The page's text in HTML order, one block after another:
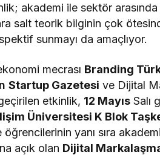
akademi ile sektör
salt teorik bilginin çok
sunmayı da amaçlıyor.
mecrası Branding
Startup Gazetesi ve Dijital
etkinlik, 12 Mayıs Salı
Üniversitesi K Blok
yanı sıra
açık olan Dijital